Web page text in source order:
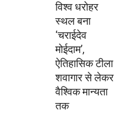
विश्व धरोहर
स्थल बना
‘चराईदेव
मोईदाम’,
ऐतिहासिक टीला
शवागार से लेकर
वैश्विक मान्यता
तक